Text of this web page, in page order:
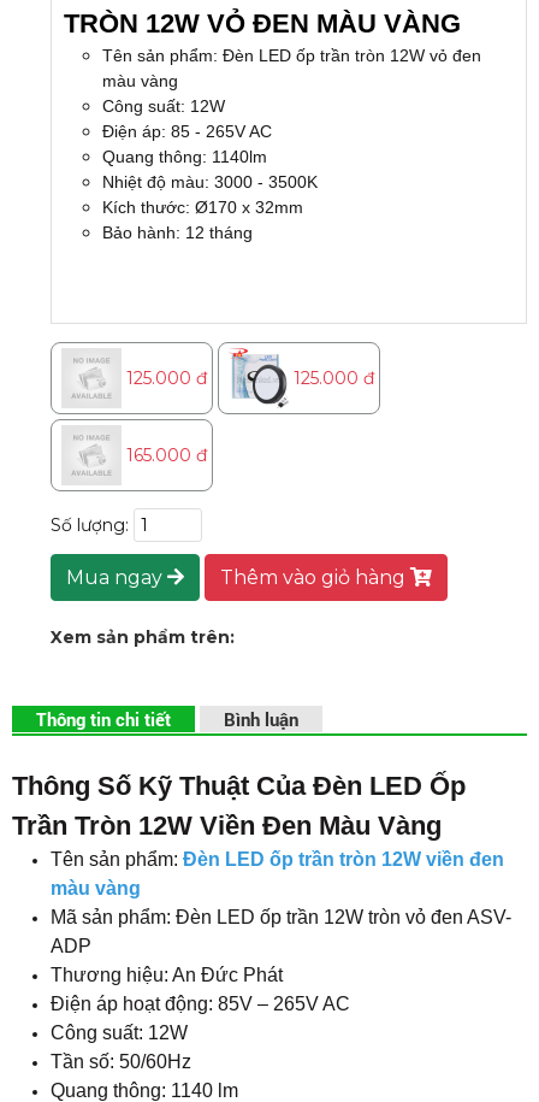
TRÒN 12W VỎ ĐEN MÀU VÀNG
Tên sản phẩm: Đèn LED ốp trần tròn 12W vỏ đen
màu vàng
Công suất: 12W
Điện áp: 85 - 265V AC
Quang thông: 1140lm
Nhiệt độ màu: 3000 - 3500K
Kích thước: Ø170 x 32mm
Bảo hành: 12 tháng
125.000 đ 125.000 đ
165.000 đ
Số lượng:
Mua ngay Thêm vào giỏ hàng
Xem sản phẩm trên:
Thông tin chi tiết Bình luận
Thông Số Kỹ Thuật Của Đèn LED Ốp
Trần Tròn 12W Viền Đen Màu Vàng
Tên sản phẩm: Đèn LED ốp trần tròn 12W viền đen
màu vàng
Mã sản phẩm: Đèn LED ốp trần 12W tròn vỏ đen ASV-
ADP
Thương hiệu: An Đức Phát
Điện áp hoạt động: 85V – 265V AC
Công suất: 12W
Tần số: 50/60Hz
Quang thông: 1140 lm